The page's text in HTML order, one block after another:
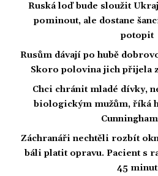
Ruská loď bude sloužit
pominout, ale dostane
potopit
Rusům dávají po hubě
Skoro polovina jich přijela
Chci chránit mladé dívky,
biologickým mužům, říká
Záchranáři nechtěli rozbít
báli platit opravu. Pacient s
45 minut